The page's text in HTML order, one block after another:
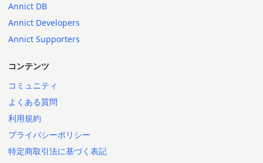
Annict DB
Annict Developers
Annict Supporters
コンテンツ
コミュニティ
よくある質問
利用規約
プライバシーポリシー
特定商取引法に基づく表記